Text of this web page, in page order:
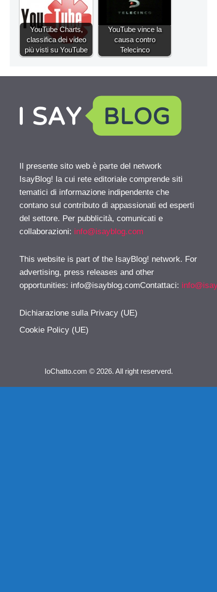
YouTube Charts,
classifica dei video
più visti su YouTube
YouTube vince la
causa contro
Telecinco
Il presente sito web è parte del network
IsayBlog! la cui rete editoriale comprende siti
tematici di informazione indipendente che
contano sul contributo di appassionati ed esperti
del settore. Per pubblicità, comunicati e
collaborazioni: info@isayblog.com
This website is part of the IsayBlog! network. For
advertising, press releases and other
opportunities: info@isayblog.comContattaci:
Dichiarazione sulla Privacy (UE)
Cookie Policy (UE)
IoChatto.com © 2026. All right reserverd.